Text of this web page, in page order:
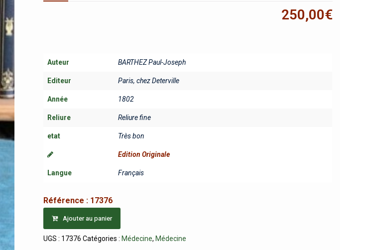
250,00€
Auteur BARTHEZ Paul-Joseph
Editeur Paris, chez Deterville
Année 1802
Reliure Reliure fine
etat Très bon
Edition Originale
Langue Français
Référence : 17376
Ajouter au panier
UGS : 17376 Catégories : Médecine, Médecine